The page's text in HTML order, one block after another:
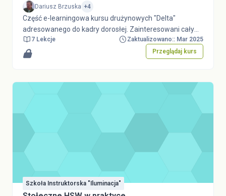
Dariusz Brzuska +4
Część e-learningowa kursu drużynowych "Delta"
adresowanego do kadry dorosłej. Zainteresowani całym
kursem (zarówno potencjalni uczestnicy jak i chcący
zobaczyć kurs "od kuchni") są proszeni o kontakt:
learningową) są proszeni o kontakt:
7 Lekcje
Zaktualizowano:: Mar 2025
Przeglądaj kurs
Szkoła Instruktorska "Iluminacja"